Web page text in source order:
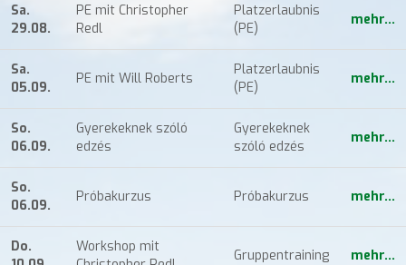
Sa.
29.08.
PE mit Christopher
Redl
Platzerlaubnis
(PE)
mehr...
Sa.
05.09.
PE mit Will Roberts
Platzerlaubnis
(PE)
mehr...
So.
06.09.
Gyerekeknek szóló
edzés
Gyerekeknek
szóló edzés
mehr...
So.
06.09.
Próbakurzus Próbakurzus mehr...
Do.
Workshop mit
Gruppentraining mehr...